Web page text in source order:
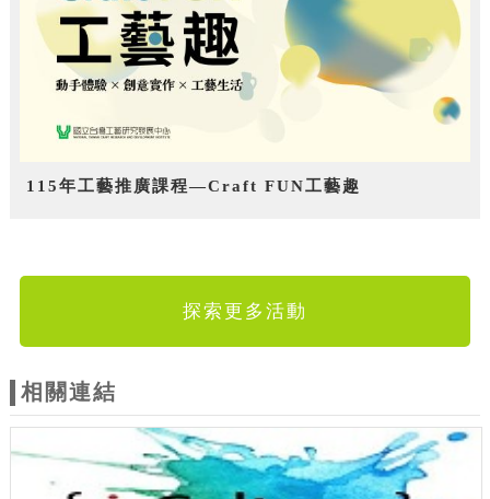
115年工藝推廣課程—Craft FUN工藝趣
探索更多活動
相關連結